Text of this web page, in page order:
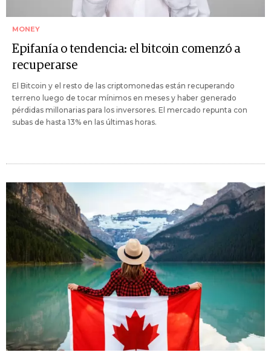
MONEY
Epifanía o tendencia: el bitcoin comenzó a
recuperarse
El Bitcoin y el resto de las criptomonedas están recuperando
terreno luego de tocar mínimos en meses y haber generado
pérdidas millonarias para los inversores. El mercado repunta con
subas de hasta 13% en las últimas horas.